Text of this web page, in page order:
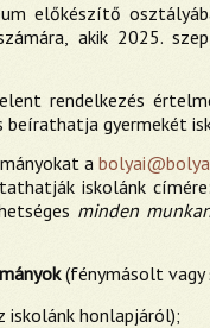
előkészítő
akik 2025.
rendelkezés
beírathatja gyermekét
a
iskolánk
minden
(fénymásolt vagy
honlapjáról);